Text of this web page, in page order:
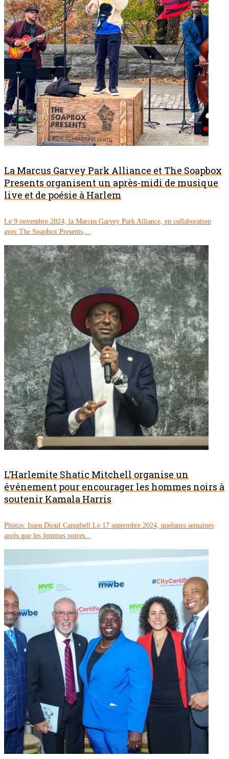
La Marcus Garvey Park Alliance et The Soapbox
Presents organisent un après-midi de musique
live et de poésie à Harlem
Le 9 novembre 2024, la Marcus Garvey Park Alliance, en collaboration
avec The Soapbox Presents,...
L’Harlemite Shatic Mitchell organise un
événement pour encourager les hommes noirs à
soutenir Kamala Harris
Photos: Isseu Diouf Campbell Le 17 septembre 2024, quelques semaines
après que les femmes noires...